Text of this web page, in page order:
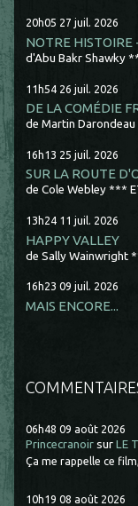
20h05 27 juil. 2026
NOTRE HISTOIRE
d'Abu Bakr Shawky
11h54 26 juil. 2026
DE LA COMÉDIE
de Martin
16h13 25 juil. 2026
SUR LA ROUTE
de Cole Webley ***
13h24 11 juil. 2026
HAPPY VALLEY
de Sally Wainwright
16h23 09 juil. 2026
MAIS ENCORE...
06h48 09 août 2026
Princecranoir surLE
Ça me rappelle ce
10h19 08 août 2026